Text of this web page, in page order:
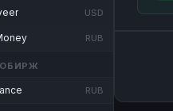
USD
RUB
RUB